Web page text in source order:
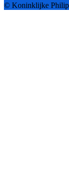
© Koninklijke